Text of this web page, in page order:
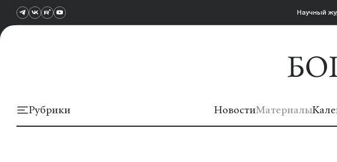
Научный
Рубрики НовостиМатериалы